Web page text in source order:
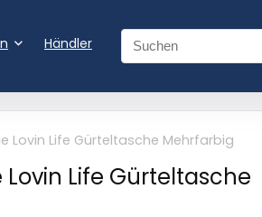
Händler
Lovin Life Gürteltasche Mehrfarbig
Lovin Life Gürteltasche